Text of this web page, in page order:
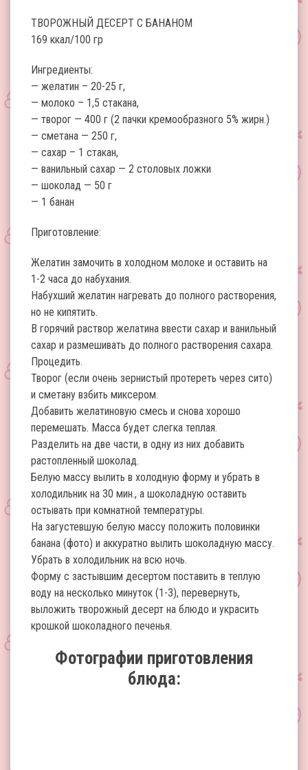
ТВОРОЖНЫЙ ДЕСЕРТ С БАНАНОМ
169 ккал/100 гр
Ингредиенты:
— желатин – 20-25 г,
— молоко – 1,5 стакана,
— творог — 400 г (2 пачки кремообразного 5% жирн.)
— сметана — 250 г,
— сахар – 1 стакан,
— ванильный сахар — 2 столовых ложки
— шоколад — 50 г
— 1 банан
Приготовление:
Желатин замочить в холодном молоке и оставить на
1-2 часа до набухания.
Набухший желатин нагревать до полного растворения,
но не кипятить.
В горячий раствор желатина ввести сахар и ванильный
сахар и размешивать до полного растворения сахара.
Процедить.
Творог (если очень зернистый протереть через сито)
и сметану взбить миксером.
Добавить желатиновую смесь и снова хорошо
перемешать. Масса будет слегка теплая.
Разделить на две части, в одну из них добавить
растопленный шоколад.
Белую массу вылить в холодную форму и убрать в
холодильник на 30 мин., а шоколадную оставить
остывать при комнатной температуры.
На загустевшую белую массу положить половинки
банана (фото) и аккуратно вылить шоколадную массу.
Убрать в холодильник на всю ночь.
Форму с застывшим десертом поставить в теплую
воду на несколько минуток (1-3), перевернуть,
выложить творожный десерт на блюдо и украсить
крошкой шоколадного печенья.
Фотографии приготовления
блюда: